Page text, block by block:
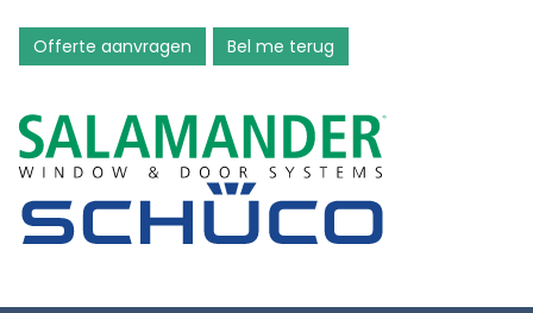
Offerte aanvragen Bel me terug